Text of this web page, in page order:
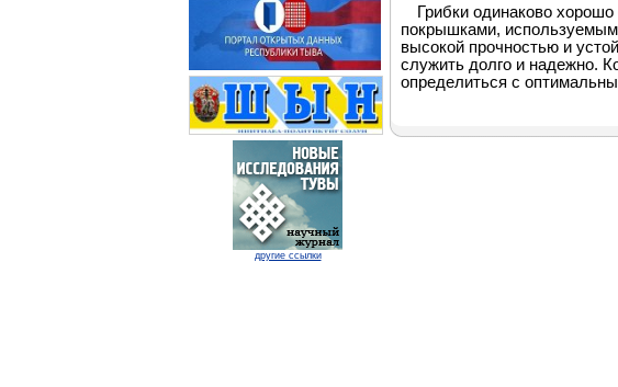
другие ссылки
Грибки одинаково
покрышками,
высокой прочностью и
служить долго и надежно.
определиться с